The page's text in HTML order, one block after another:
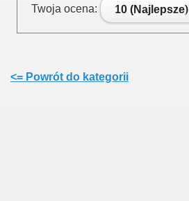
Twoja ocena: 10 (Najlepsze)
<= Powrót do kategorii